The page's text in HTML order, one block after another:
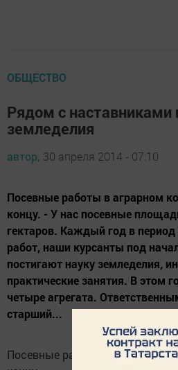
ОБЩЕСТВО
Рядом с наставниками
земледелия
автор, 30 апреля 2014 - 07:10
Посевные работы в аграрном
концу. - У нас посевные
гектаров. Каждый год в
работ, наши курсанты под
постигают науку земледелия,
практические занятия. В этом
четыре агрегата.
старший...
Посевные работы в аграрном